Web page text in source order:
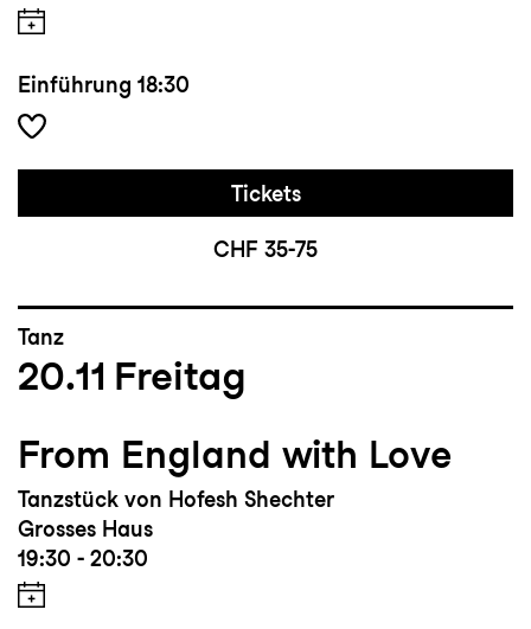
Einführung 18:30
Tickets
CHF 35-75
Tanz
20.11 Freitag
From England with Love
Tanzstück von Hofesh Shechter
Grosses Haus
19:30 - 20:30